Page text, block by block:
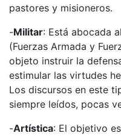
pastores y misioneros.
-Militar: Está abocada
(Fuerzas Armada y
objeto instruir la
estimular las virtudes
Los discursos en este
siempre leídos, pocas
-Artística: El objetivo